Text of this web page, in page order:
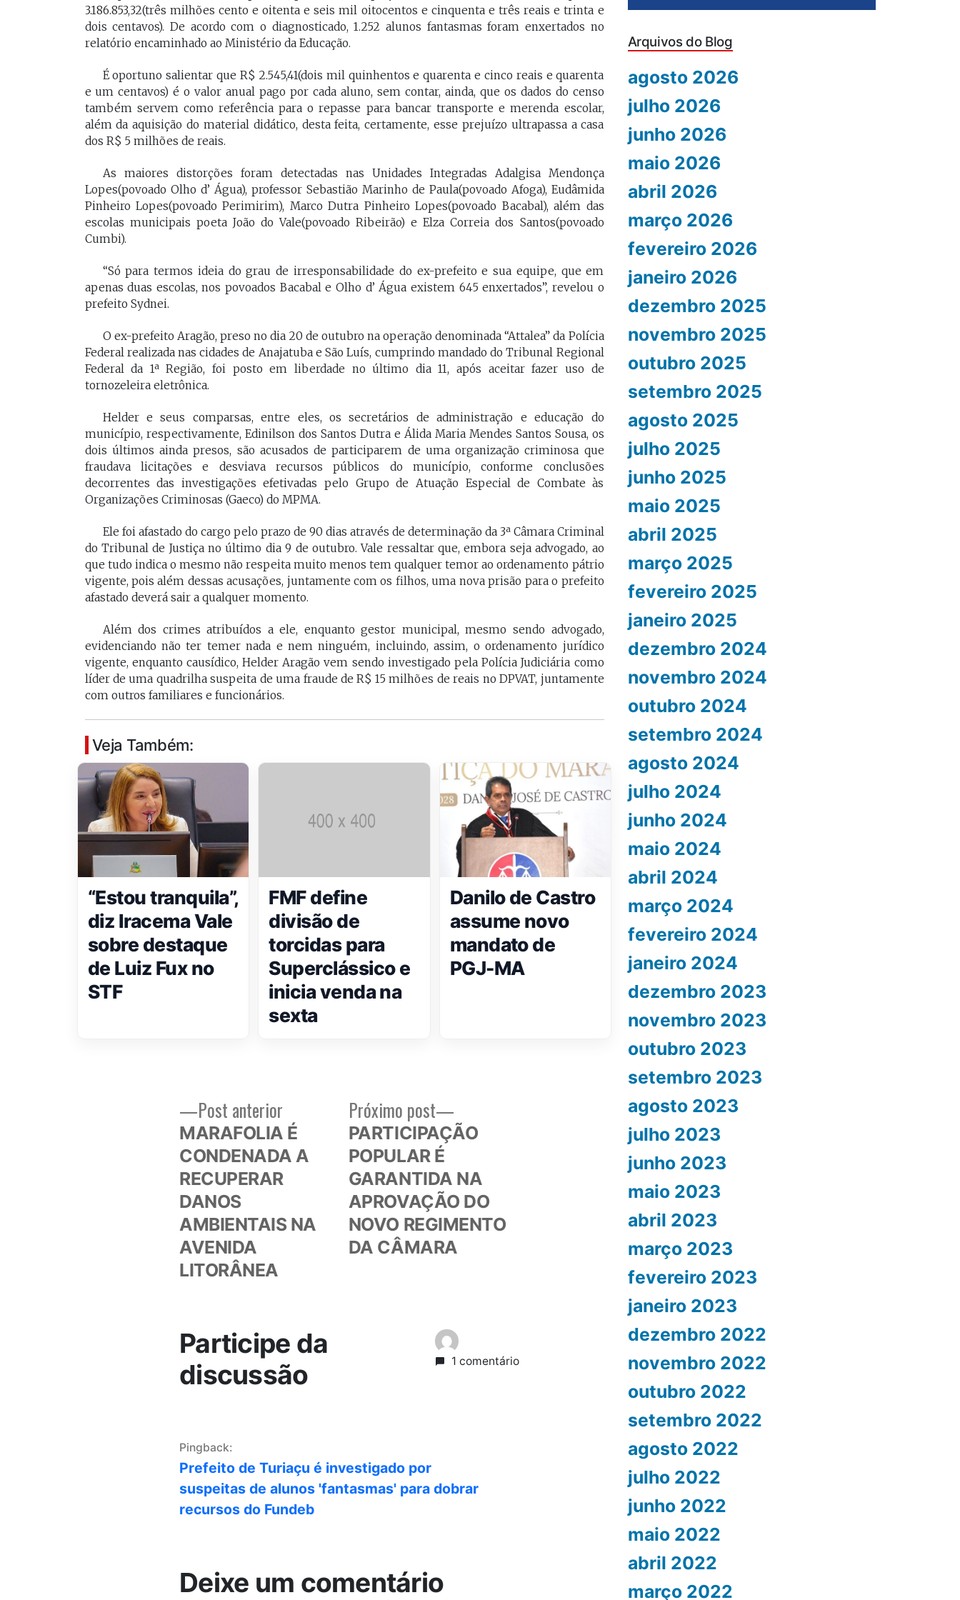
3.186.853,32(três milhões cento e oitenta e seis mil oitocentos e cinquenta e três reais e trinta e
dois centavos). De acordo com o diagnosticado, 1.252 alunos fantasmas foram enxertados no
relatório encaminhado ao Ministério da Educação.
É oportuno salientar que R$ 2.545,41(dois mil quinhentos e quarenta e cinco reais e quarenta
e um centavos) é o valor anual pago por cada aluno, sem contar, ainda, que os dados do censo
também servem como referência para o repasse para bancar transporte e merenda escolar,
além da aquisição do material didático, desta feita, certamente, esse prejuízo ultrapassa a casa
dos R$ 5 milhões de reais.
As maiores distorções foram detectadas nas Unidades Integradas Adalgisa Mendonça
Lopes(povoado Olho d’ Água), professor Sebastião Marinho de Paula(povoado Afoga), Eudâmida
Pinheiro Lopes(povoado Perimirim), Marco Dutra Pinheiro Lopes(povoado Bacabal), além das
escolas municipais poeta João do Vale(povoado Ribeirão) e Elza Correia dos Santos(povoado
Cumbi).
“Só para termos ideia do grau de irresponsabilidade do ex-prefeito e sua equipe, que em
apenas duas escolas, nos povoados Bacabal e Olho d’ Água existem 645 enxertados”, revelou o
prefeito Sydnei.
O ex-prefeito Aragão, preso no dia 20 de outubro na operação denominada “Attalea” da Polícia
Federal realizada nas cidades de Anajatuba e São Luís, cumprindo mandado do Tribunal Regional
Federal da 1ª Região, foi posto em liberdade no último dia 11, após aceitar fazer uso de
tornozeleira eletrônica.
Helder e seus comparsas, entre eles, os secretários de administração e educação do
município, respectivamente, Edinilson dos Santos Dutra e Álida Maria Mendes Santos Sousa, os
dois últimos ainda presos, são acusados de participarem de uma organização criminosa que
fraudava licitações e desviava recursos públicos do município, conforme conclusões
decorrentes das investigações efetivadas pelo Grupo de Atuação Especial de Combate às
Organizações Criminosas (Gaeco) do MPMA.
Ele foi afastado do cargo pelo prazo de 90 dias através de determinação da 3ª Câmara Criminal
do Tribunal de Justiça no último dia 9 de outubro. Vale ressaltar que, embora seja advogado, ao
que tudo indica o mesmo não respeita muito menos tem qualquer temor ao ordenamento pátrio
vigente, pois além dessas acusações, juntamente com os filhos, uma nova prisão para o prefeito
afastado deverá sair a qualquer momento.
Além dos crimes atribuídos a ele, enquanto gestor municipal, mesmo sendo advogado,
evidenciando não ter temer nada e nem ninguém, incluindo, assim, o ordenamento jurídico
vigente, enquanto causídico, Helder Aragão vem sendo investigado pela Polícia Judiciária como
líder de uma quadrilha suspeita de uma fraude de R$ 15 milhões de reais no DPVAT, juntamente
com outros familiares e funcionários.
Veja Também:
“Estou tranquila”,
diz Iracema Vale
sobre destaque
de Luiz Fux no
STF
FMF define
divisão de
torcidas para
Superclássico e
inicia venda na
sexta
Danilo de Castro
assume novo
mandato de
PGJ-MA
Navegação
Post anterior
anterior:
MARAFOLIA É
CONDENADA A
RECUPERAR
DANOS
AMBIENTAIS NA
AVENIDA
LITORÂNEA
Próximo post
Próximo
post:
PARTICIPAÇÃO
POPULAR É
GARANTIDA NA
APROVAÇÃO DO
NOVO REGIMENTO
DA CÂMARA
Participe da
discussão
1 comentário
Pingback:
Prefeito de Turiaçu é investigado por
suspeitas de alunos 'fantasmas' para dobrar
recursos do Fundeb
Deixe um comentário
Arquivos do Blog
agosto 2026
julho 2026
junho 2026
maio 2026
abril 2026
março 2026
fevereiro 2026
janeiro 2026
dezembro 2025
novembro 2025
outubro 2025
setembro 2025
agosto 2025
julho 2025
junho 2025
maio 2025
abril 2025
março 2025
fevereiro 2025
janeiro 2025
dezembro 2024
novembro 2024
outubro 2024
setembro 2024
agosto 2024
julho 2024
junho 2024
maio 2024
abril 2024
março 2024
fevereiro 2024
janeiro 2024
dezembro 2023
novembro 2023
outubro 2023
setembro 2023
agosto 2023
julho 2023
junho 2023
maio 2023
abril 2023
março 2023
fevereiro 2023
janeiro 2023
dezembro 2022
novembro 2022
outubro 2022
setembro 2022
agosto 2022
julho 2022
junho 2022
maio 2022
abril 2022
março 2022